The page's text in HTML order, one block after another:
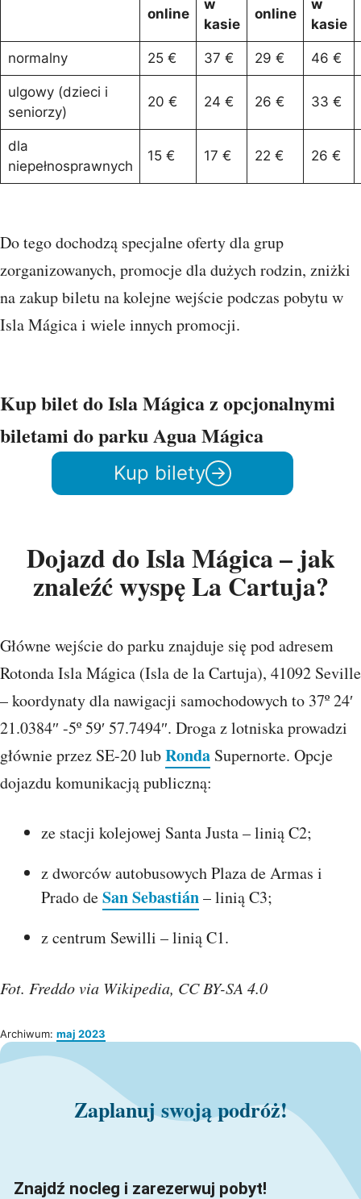
online
w
kasie
online
w
kasie
normalny 25 € 37 € 29 € 46 €
ulgowy (dzieci i
seniorzy)
20 € 24 € 26 € 33 €
dla
niepełnosprawnych
15 € 17 € 22 € 26 €
Do tego dochodzą specjalne oferty dla grup
zorganizowanych, promocje dla dużych rodzin, zniżki
na zakup biletu na kolejne wejście podczas pobytu w
Isla Mágica i wiele innych promocji.
Kup bilet do Isla Mágica z opcjonalnymi
biletami do parku Agua Mágica
Kup bilety
Dojazd do Isla Mágica – jak
znaleźć wyspę La Cartuja?
Główne wejście do parku znajduje się pod adresem
Rotonda Isla Mágica (Isla de la Cartuja), 41092 Seville
– koordynaty dla nawigacji samochodowych to 37º 24′
21.0384″ -5º 59′ 57.7494″. Droga z lotniska prowadzi
głównie przez SE-20 lubRonda Supernorte. Opcje
dojazdu komunikacją publiczną:
ze stacji kolejowej Santa Justa – linią C2;
z dworców autobusowych Plaza de Armas i
Prado deSan Sebastián– linią C3;
z centrum Sewilli – linią C1.
Fot. Freddo via Wikipedia, CC BY-SA 4.0
Archiwum: maj 2023
Zaplanuj swoją podróż!
Znajdź nocleg i zarezerwuj pobyt!